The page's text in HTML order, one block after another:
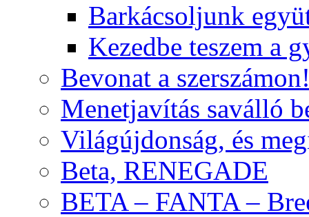
Barkácsoljunk
Kezedbe teszem a
Bevonat a
Menetjavítás saválló
Világújdonság, és
Beta, RENEGADE
BETA – FANTA –